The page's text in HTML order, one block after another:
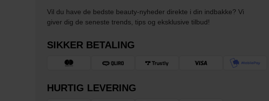
Vil du have de bedste beauty-nyheder direkte i din indbakke? Vi
giver dig de seneste trends, tips og eksklusive tilbud!
SIKKER BETALING
HURTIG LEVERING